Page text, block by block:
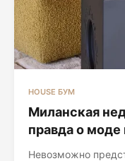
HOUSE БУМ
Миланская
правда о моде
Невозможно